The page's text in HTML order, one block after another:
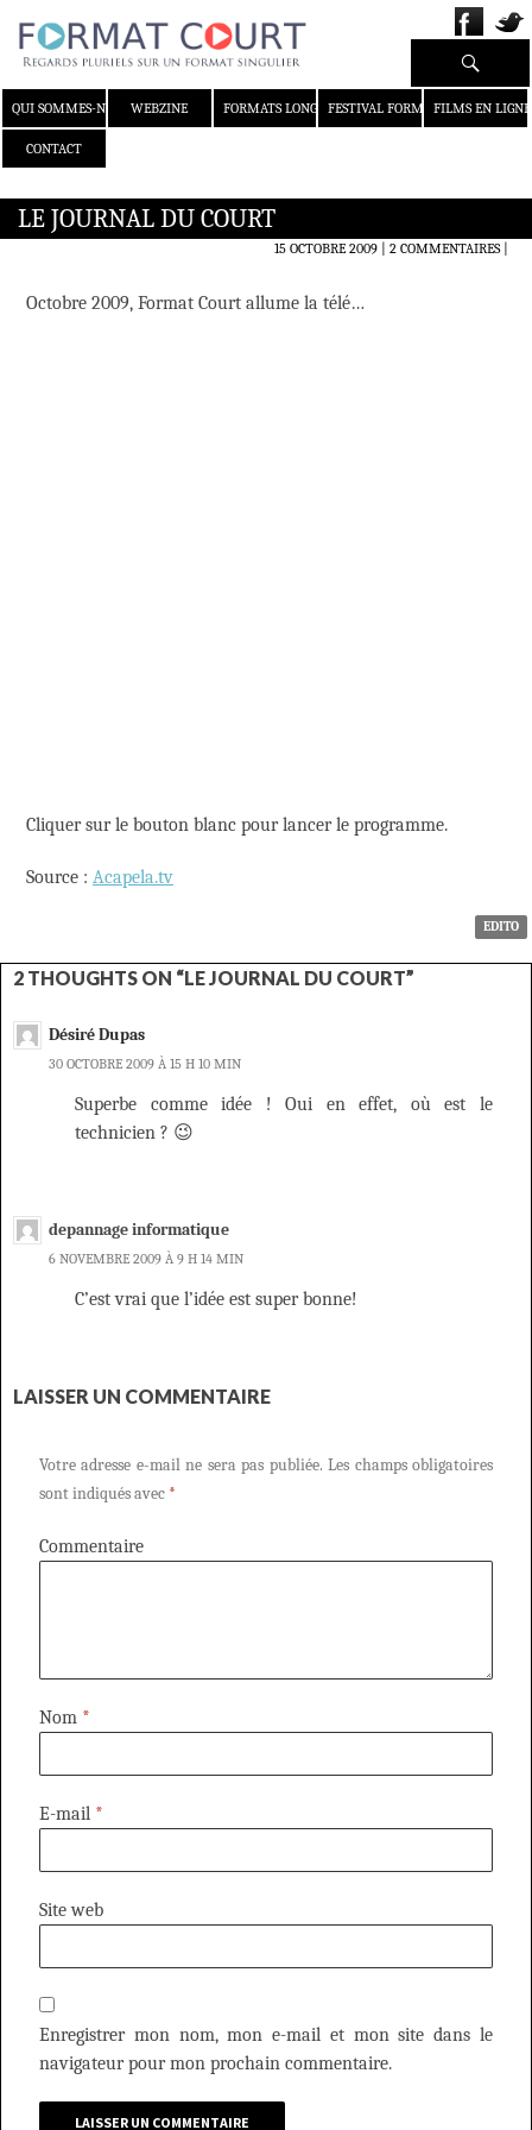
QUI SOMMES-NOUS ?WEBZINE FORMATS LONGS FESTIVAL FORMAT COURT
FILMS EN LIGNE
CONTACT
Recherche
LE JOURNAL DU COURT
15 OCTOBRE 2009 2 COMMENTAIRES|
Octobre 2009, Format Court allume la télé…
Cliquer sur le bouton blanc pour lancer le programme.
Source : Acapela.tv
EDITO
2 THOUGHTS ON “LE JOURNAL DU COURT”
Désiré Dupas
30 OCTOBRE 2009 À 15 H 10 MIN
Superbe comme idée ! Oui en effet, où est le
technicien ? 😉
depannage informatique
6 NOVEMBRE 2009 À 9 H 14 MIN
C’est vrai que l’idée est super bonne!
LAISSER UN COMMENTAIRE
Votre adresse e-mail ne sera pas publiée. Les champs obligatoires
sont indiqués avec *
Commentaire
Nom *
E-mail *
Site web
Enregistrer mon nom, mon e-mail et mon site dans le
navigateur pour mon prochain commentaire.